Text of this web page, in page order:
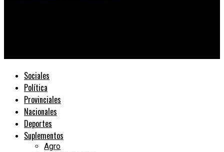
Sociales
Política
Provinciales
Nacionales
Deportes
Suplementos
Agro